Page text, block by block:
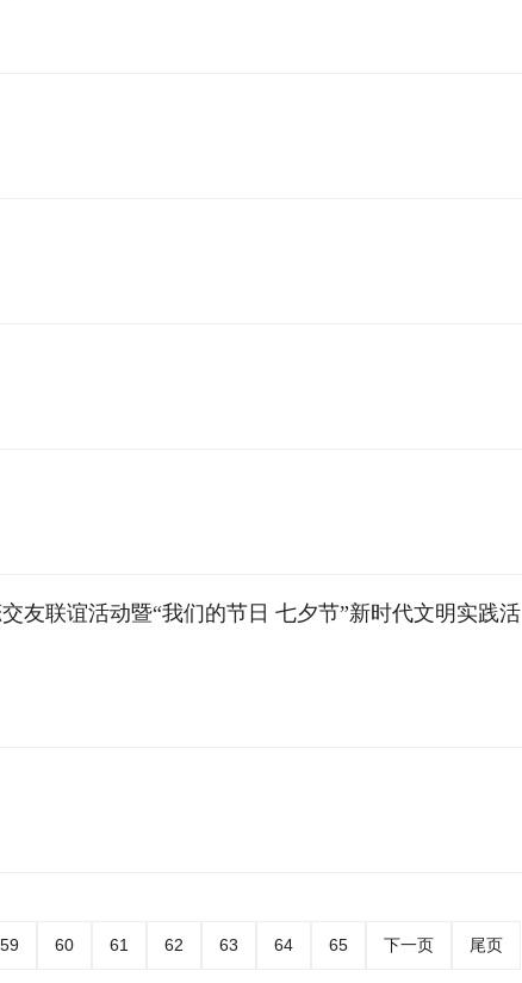
友联谊活动暨“我们的节日 七夕节”新时代文明实践活
59 60 61 62 63 64 65 下一页 尾页